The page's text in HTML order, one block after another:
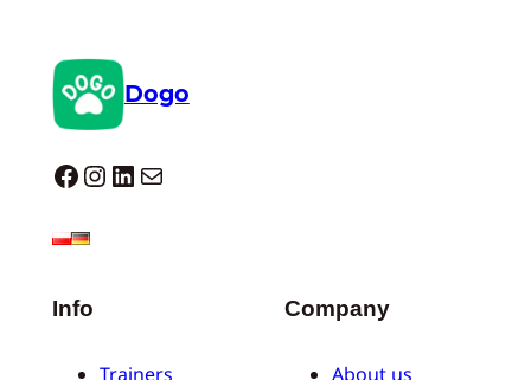
Dogo
Dogo facebook InstagramLinkedIn Correo electrónico
Info
Trainers
Company
About us